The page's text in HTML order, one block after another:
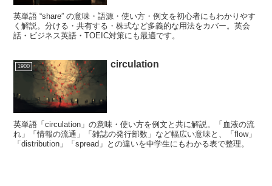
英単語 “share” の意味・語源・使い方・例文を初心者にもわかりやす
く解説。分ける・共有する・株式など多義的な用法をカバー。英会
話・ビジネス英語・TOEIC対策にも最適です。
1900 circulation
英単語「circulation」の意味・使い方を例文と共に解説。「血液の流
れ」「情報の流通」「雑誌の発行部数」など幅広い意味と、「flow」
「distribution」「spread」との違いを中学生にもわかる表で整理。